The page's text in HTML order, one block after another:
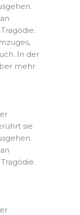
In der
mehr
sie